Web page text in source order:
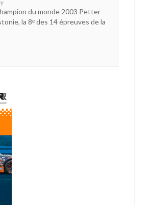
du monde 2003 Petter
la 8ᵉ des 14 épreuves de la